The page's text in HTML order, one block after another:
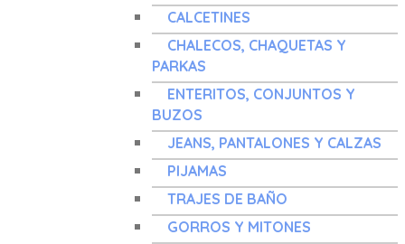
CALCETINES
CHALECOS, CHAQUETAS Y
PARKAS
ENTERITOS, CONJUNTOS Y
BUZOS
JEANS, PANTALONES Y CALZAS
PIJAMAS
TRAJES DE BAÑO
GORROS Y MITONES